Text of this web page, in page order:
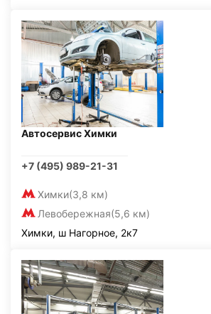
Автосервис Химки
+7 (495) 989-21-31
Химки(3,8 км)
Левобережная(5,6 км)
Химки, ш Нагорное, 2к7